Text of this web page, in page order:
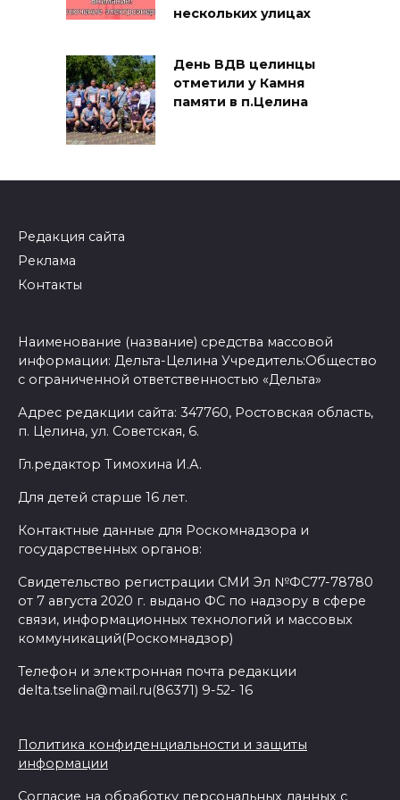
нескольких улицах
День ВДВ целинцы
отметили у Камня
памяти в п.Целина
Редакция сайта
Реклама
Контакты
Наименование (название) средства массовой
информации: Дельта-Целина Учредитель:Общество
с ограниченной ответственностью «Дельта»
Адрес редакции сайта: 347760, Ростовская область,
п. Целина, ул. Советская, 6.
Гл.редактор Тимохина И.А.
Для детей старше 16 лет.
Контактные данные для Роскомнадзора и
государственных органов:
Свидетельство регистрации СМИ Эл №ФС77-78780
от 7 августа 2020 г. выдано ФС по надзору в сфере
связи, информационных технологий и массовых
коммуникаций(Роскомнадзор)
Телефон и электронная почта редакции
delta.tselina@mail.ru(86371) 9-52- 16
Политика конфиденциальности и защиты
информации
Согласие на обработку персональных данных с